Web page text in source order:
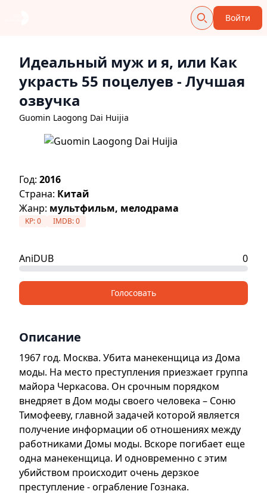
Войти
Идеальный муж и я, или Как
украсть 55 поцелуев - Лучшая
озвучка
Guomin Laogong Dai Huijia
Год: 2016
Страна: Китай
Жанр: мультфильм, мелодрама
KP:0 IMDB:0
AniDUB 0
Голосовать
Описание
1967 год. Москва. Убита манекенщица из Дома
моды. На место преступления приезжает группа
майора Черкасова. Он срочным порядком
внедряет в Дом моды своего человека – Соню
Тимофееву, главной задачей которой является
получение информации об отношениях между
работниками Домы моды. Вскоре погибает еще
одна манекенщица. И одновременно с этим
убийством происходит очень дерзкое
преступление - ограбление Гознака.